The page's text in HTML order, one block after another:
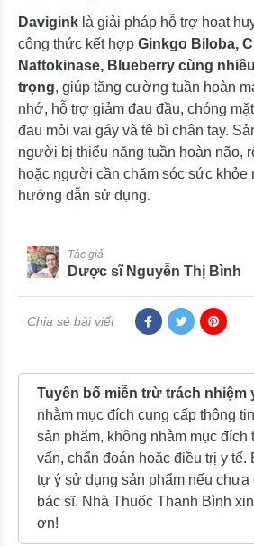
Davigink là giải pháp hỗ trợ hoạt
công thức kết hợp Ginkgo Biloba,
Nattokinase, Blueberry cùng
trọng, giúp tăng cường tuần hoàn
nhớ, hỗ trợ giảm đau đầu, chóng
đau mỏi vai gáy và tê bì chân tay.
người bị thiểu năng tuần hoàn não,
hoặc người cần chăm sóc sức khỏe
hướng dẫn sử dụng.
Tác giả
Dược sĩ Nguyễn Thị Bình
Chia sẻ bài viết
Tuyên bố miễn trừ trách nhiệm
nhằm mục đích cung cấp thông
sản phẩm, không nhằm mục đích
vấn, chẩn đoán hoặc điều trị y tế.
tự ý sử dụng sản phẩm nếu chưa
bác sĩ. Nhà Thuốc Thanh Bình
ơn!